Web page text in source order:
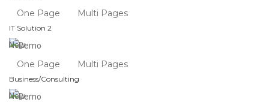
One Page Multi Pages
IT Solution 2
New
One Page Multi Pages
Business/Consulting
New